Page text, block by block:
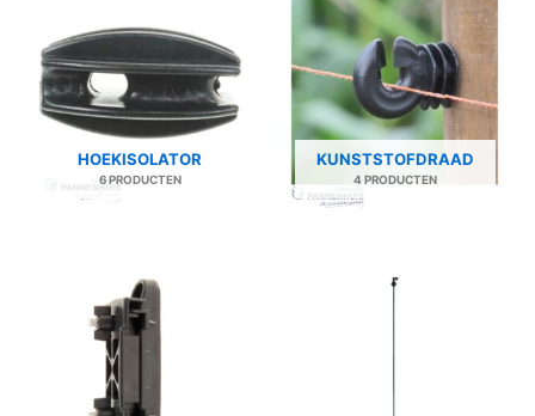
HOEKISOLATOR
6 PRODUCTEN
KUNSTSTOFDRAAD
4 PRODUCTEN